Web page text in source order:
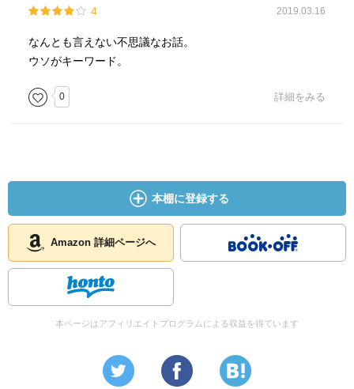
4 2019.03.16
なんとも言えない不思議なお話。
ウソがキーワード。
0 詳細をみる
本棚に登録する
Amazon 詳細ページへ
本ページはアフィリエイトプログラムによる収益を得ています